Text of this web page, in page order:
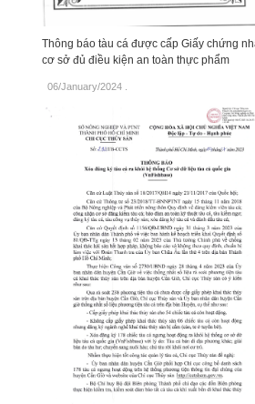
Thông báo tàu cá được cấp Giấy chứng
cơ sở đủ điều kiện an toàn thực phẩm
06/January/2024.